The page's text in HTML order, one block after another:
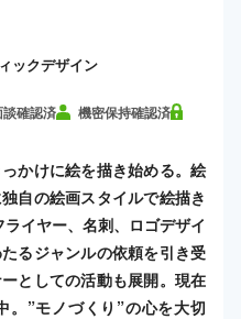
ックデザイン
談確認済 機密保持確認済
かけに絵を描き始める。絵
自の絵画スタイルで絵描き
イヤー、名刺、ロゴデザイ
るジャンルの依頼を引き受
としての活動も展開。現在
。”モノづくり”の心を大切